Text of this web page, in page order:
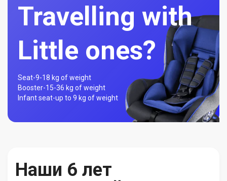
Travelling with
Little ones?
Seat-9-18 kg of weight
Booster-15-36 kg of weight
Infant seat-up to 9 kg of weight
Наши 6 лет